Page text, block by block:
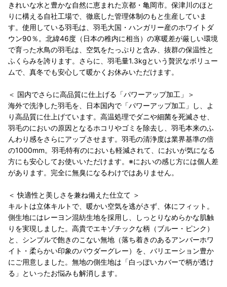
きれいな水と豊かな自然に恵まれた京都・亀岡市。保津川のほと
りに構える自社工場で、徹底した管理体制のもと生産していま
す。使用している羽毛は、羽毛大国・ハンガリー産のホワイトダ
ウン90％。北緯46度（日本の稚内に相当）の寒暖差が厳しい環境
で育った水鳥の羽毛は、空気をたっぷりと含み、抜群の保温性と
ふくらみを誇ります。さらに、羽毛量1.3kgという贅沢なボリュー
ムで、真冬でも安心して暖かくお休みいただけます。
＜ 国内でさらに高品質に仕上げる「パワーアップ加工」＞
海外で洗浄した羽毛を、日本国内で「パワーアップ加工」し、よ
り高品質に仕上げています。高温処理でダニや細菌を死滅させ、
羽毛のにおいの原因となるホコリやゴミを除去し、羽毛本来のふ
んわり感をさらにアップさせます。羽毛の清浄度は業界基準の倍
の1000mm。羽毛特有のにおいも軽減されて、においが気になる
方にも安心してお使いいただけます。※においの感じ方には個人差
があります。完全に無臭になるわけではありません。
＜ 快適性と美しさを兼ね備えた仕立て ＞
キルトは立体キルトで、暖かい空気を逃がさず、体にフィット。
側生地にはレーヨン混紡生地を採用し、しっとりなめらかな肌触
りを実現しました。高貴でエキゾチックな柄（ブルー・ピンク）
と、シンプルで飽きのこない無地（落ち着きのあるアンバーホワ
イト・柔らかい印象のパウダーグレー）を、バリエーション豊か
にご用意しました。無地の側生地は「白っぽいカバーで柄が透け
る」といったお悩みも解消します。